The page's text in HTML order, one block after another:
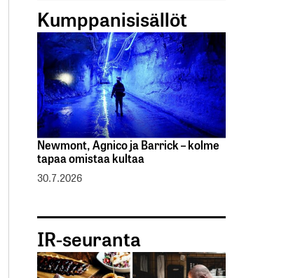
Kumppanisisällöt
Newmont, Agnico ja Barrick – kolme
tapaa omistaa kultaa
30.7.2026
IR-seuranta